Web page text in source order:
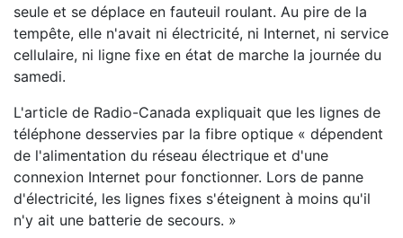
seule et se déplace en fauteuil roulant. Au pire de la
tempête, elle n'avait ni électricité, ni Internet, ni service
cellulaire, ni ligne fixe en état de marche la journée du
samedi.
L'article de Radio-Canada expliquait que les lignes de
téléphone desservies par la fibre optique « dépendent
de l'alimentation du réseau électrique et d'une
connexion Internet pour fonctionner. Lors de panne
d'électricité, les lignes fixes s'éteignent à moins qu'il
n'y ait une batterie de secours. »